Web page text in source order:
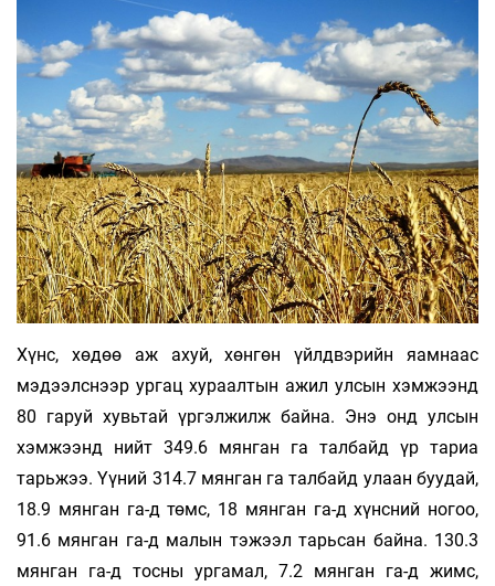
Хүнс, хөдөө аж ахуй, хөнгөн үйлдвэрийн яамнаас
мэдээлснээр ургац хураалтын ажил улсын хэмжээнд
80 гаруй хувьтай үргэлжилж байна. Энэ онд улсын
хэмжээнд нийт 349.6 мянган га талбайд үр тариа
тарьжээ. Үүний 314.7 мянган га талбайд улаан буудай,
18.9 мянган га-д төмс, 18 мянган га-д хүнсний ногоо,
91.6 мянган га-д малын тэжээл тарьсан байна. 130.3
мянган га-д тосны ургамал, 7.2 мянган га-д жимс,